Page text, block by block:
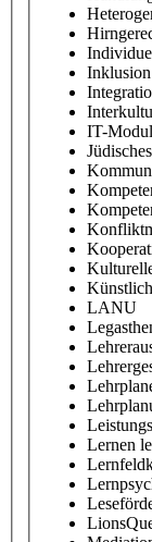
Inklusion
IT-
LANU
Lernen